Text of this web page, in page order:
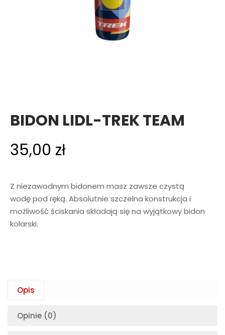
BIDON LIDL-TREK TEAM
35,00 zł
Z niezawodnym bidonem masz zawsze czystą
wodę pod ręką. Absolutnie szczelna konstrukcja i
możliwość ściskania składają się na wyjątkowy bidon
kolarski.
Opis
Opinie (0)